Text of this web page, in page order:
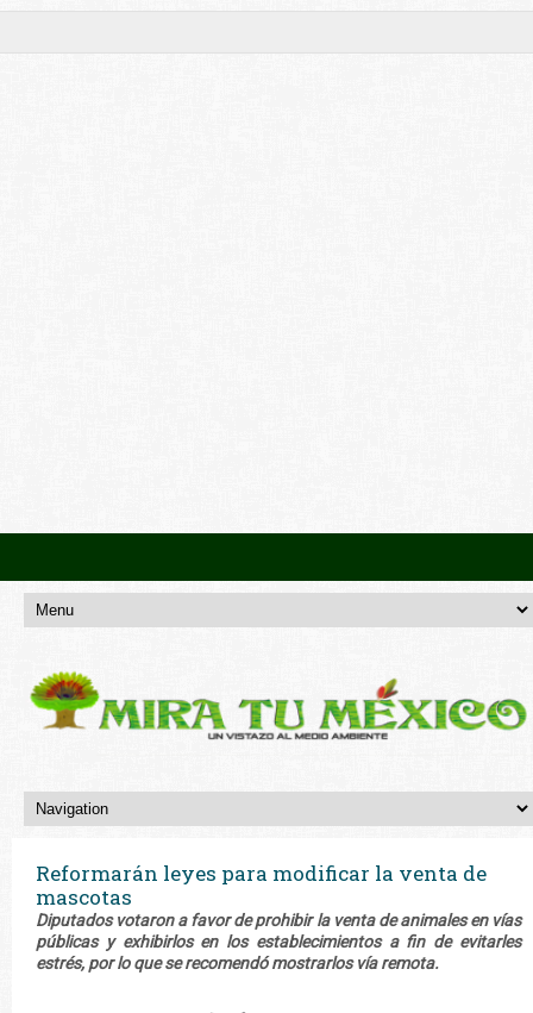
Reformarán leyes para modificar la venta de
mascotas
Diputados votaron a favor de prohibir la venta de animales en vías
públicas y exhibirlos en los establecimientos a fin de evitarles
estrés, por lo que se recomendó mostrarlos vía remota.